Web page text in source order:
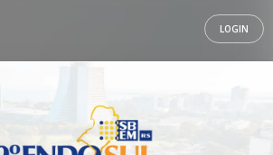
LOGIN